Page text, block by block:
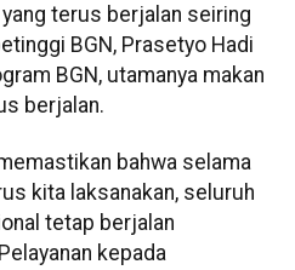
terus berjalan seiring
BGN, Prasetyo Hadi
BGN, utamanya makan
berjalan.
bahwa selama
kita laksanakan, seluruh
tetap berjalan
kepada